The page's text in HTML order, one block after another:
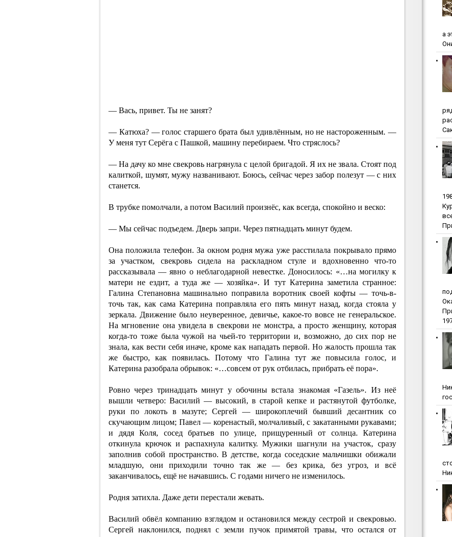
— Вась, привет. Ты не занят?
— Катюха? — голос старшего брата был удивлённым, но не настороженным. —
У меня тут Серёга с Пашкой, машину перебираем. Что стряслось?
— На дачу ко мне свекровь нагрянула с целой бригадой. Я их не звала. Стоят под
калиткой, шумят, мужу названивают. Боюсь, сейчас через забор полезут — с них
станется.
В трубке помолчали, а потом Василий произнёс, как всегда, спокойно и веско:
— Мы сейчас подъедем. Дверь запри. Через пятнадцать минут будем.
Она положила телефон. За окном родня мужа уже расстилала покрывало прямо
за участком, свекровь сидела на раскладном стуле и вдохновенно что-то
рассказывала — явно о неблагодарной невестке. Доносилось: «…на могилку к
матери не ездит, а туда же — хозяйка». И тут Катерина заметила странное:
Галина Степановна машинально поправила воротник своей кофты — точь-в-
точь так, как сама Катерина поправляла его пять минут назад, когда стояла у
зеркала. Движение было неуверенное, девичье, какое-то вовсе не генеральское.
На мгновение она увидела в свекрови не монстра, а просто женщину, которая
когда-то тоже была чужой на чьей-то территории и, возможно, до сих пор не
знала, как вести себя иначе, кроме как нападать первой. Но жалость прошла так
же быстро, как появилась. Потому что Галина тут же повысила голос, и
Катерина разобрала обрывок: «…совсем от рук отбилась, прибрать её пора».
Ровно через тринадцать минут у обочины встала знакомая «Газель». Из неё
вышли четверо: Василий — высокий, в старой кепке и растянутой футболке,
руки по локоть в мазуте; Сергей — широкоплечий бывший десантник со
скучающим лицом; Павел — коренастый, молчаливый, с закатанными рукавами;
и дядя Коля, сосед братьев по улице, прищуренный от солнца. Катерина
откинула крючок и распахнула калитку. Мужики шагнули на участок, сразу
заполнив собой пространство. В детстве, когда соседские мальчишки обижали
младшую, они приходили точно так же — без крика, без угроз, и всё
заканчивалось, ещё не начавшись. С годами ничего не изменилось.
Родня затихла. Даже дети перестали жевать.
Василий обвёл компанию взглядом и остановился между сестрой и свекровью.
Сергей наклонился, поднял с земли пучок примятой травы, что остался от
а